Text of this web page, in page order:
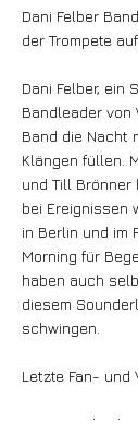
Dani Felber
der Trompete
Dani Felber, ein
Bandleader von
Band die Nacht
Klängen füllen.
und Till
bei Ereignissen
in Berlin und im
Morning für
haben auch
diesem
schwingen.
Letzte Fan- und
Für Fans, die